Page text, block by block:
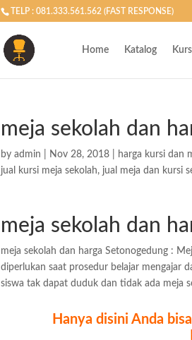
TELP : 081.333.561.562 (FAST RESPONSE)
Home Katalog
meja sekolah dan
byadmin Nov 28, 2018 harga kursi dan
jual kursi meja sekolah, jual meja dan kursi
meja sekolah dan
meja sekolah dan harga Setonogedung :
diperlukan saat prosedur belajar mengajar
siswa tak dapat duduk dan tidak ada meja
Hanya disini Anda